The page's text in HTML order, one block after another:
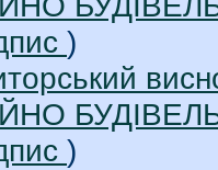
)
)